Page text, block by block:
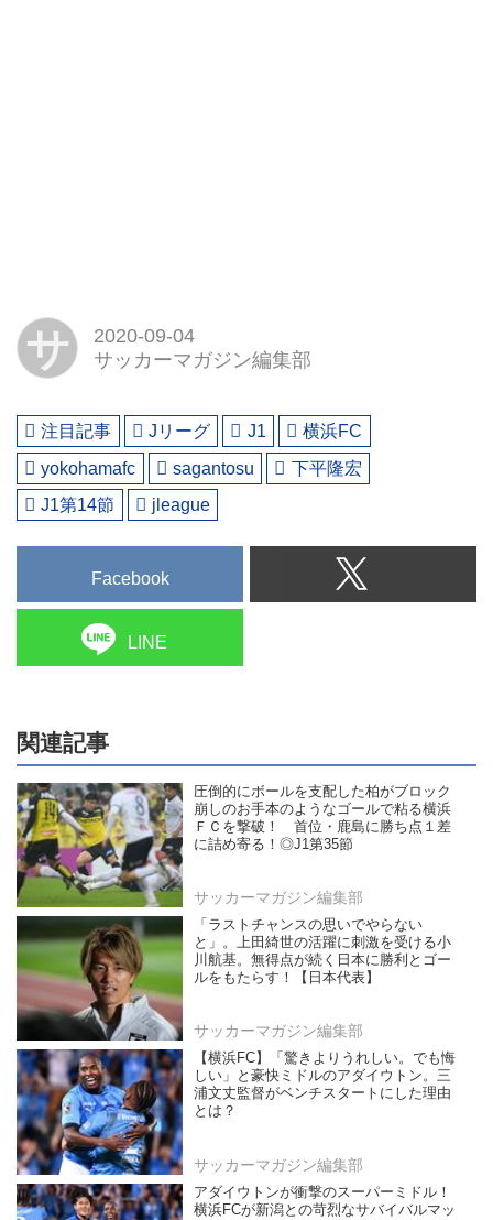
サ
2020-09-04
サッカーマガジン編集部
注目記事 Jリーグ J1
横浜FC
yokohamafc
sagantosu
下平隆宏
J1第14節
jleague
Facebook
LINE
関連記事
圧倒的にボールを支配した柏がブロック
崩しのお手本のようなゴールで粘る横浜
ＦＣを撃破！ 首位・鹿島に勝ち点１差
に詰め寄る！◎J1第35節
サッカーマガジン編集部
「ラストチャンスの思いでやらない
と」。上田綺世の活躍に刺激を受ける小
川航基。無得点が続く日本に勝利とゴー
ルをもたらす！【日本代表】
サッカーマガジン編集部
【横浜FC】「驚きよりうれしい。でも悔
しい」と豪快ミドルのアダイウトン。三
浦文丈監督がベンチスタートにした理由
とは？
サッカーマガジン編集部
アダイウトンが衝撃のスーパーミドル！
横浜FCが新潟との苛烈なサバイバルマッ